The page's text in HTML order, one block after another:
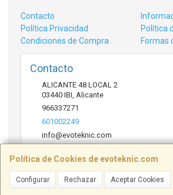
Política de Cookies de evoteknic.com
Configurar Rechazar Aceptar Cookies
Contacto
Política Privacidad
Política
Condiciones de Compra
Formas
Contacto
ALICANTE 48 LOCAL 2
03440 IBI Alicante
966337271
601002249
info@evoteknic.com
Horario